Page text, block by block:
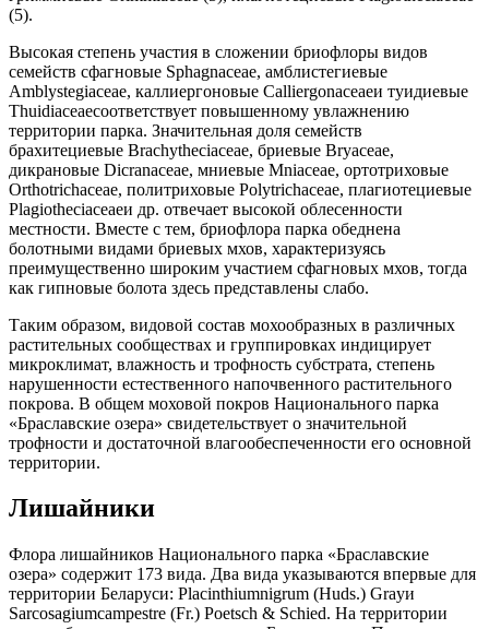
(5).
Высокая степень участия в сложении бриофлоры видов
семейств сфагновые Sphagnaceae, амблистегиевые
Amblystegiaceae, каллиергоновые Calliergonaceaeи туидиевые
Thuidiaceaeсоответствует повышенному увлажнению
территории парка. Значительная доля семейств
брахитециевые Brachytheciaceae, бриевые Bryaceae,
дикрановые Dicranaceae, мниевые Mniaceae, ортотриховые
Orthotrichaceae, политриховые Polytrichaceae, плагиотециевые
Plagiotheciaceaeи др. отвечает высокой облесенности
местности. Вместе с тем, бриофлора парка обеднена
болотными видами бриевых мхов, характеризуясь
преимущественно широким участием сфагновых мхов, тогда
как гипновые болота здесь представлены слабо.
Таким образом, видовой состав мохообразных в различных
растительных сообществах и группировках индицирует
микроклимат, влажность и трофность субстрата, степень
нарушенности естественного напочвенного растительного
покрова. В общем моховой покров Национального парка
«Браславские озера» свидетельствует о значительной
трофности и достаточной влагообеспеченности его основной
территории.
Лишайники
Флора лишайников Национального парка «Браславские
озера» содержит 173 вида. Два вида указываются впервые для
территории Беларуси: Placinthiumnigrum (Huds.) Grayи
Sarcosagiumcampestre (Fr.) Poetsch & Schied. На территории